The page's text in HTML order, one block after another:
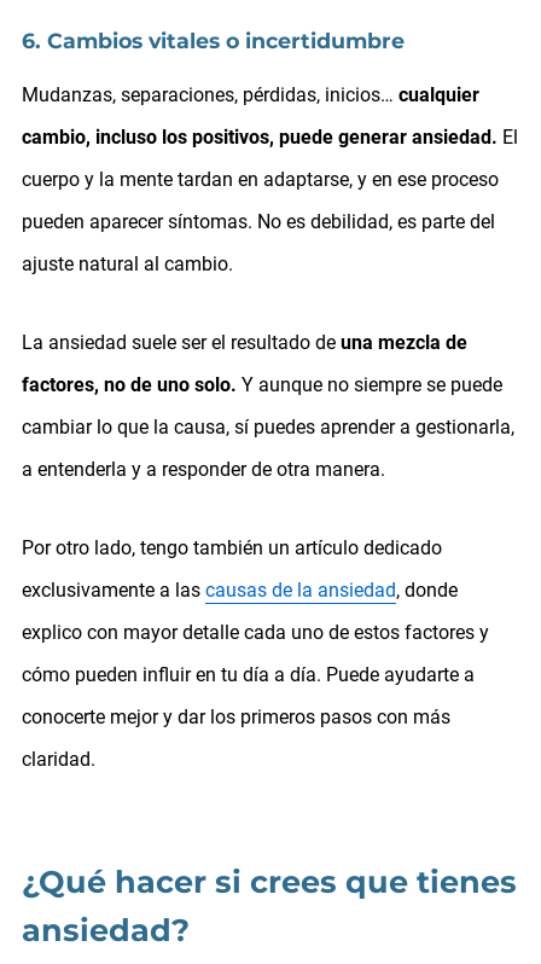
6. Cambios vitales o incertidumbre
Mudanzas, separaciones, pérdidas, inicios… cualquier
cambio, incluso los positivos, puede generar ansiedad. El
cuerpo y la mente tardan en adaptarse, y en ese proceso
pueden aparecer síntomas. No es debilidad, es parte del
ajuste natural al cambio.
La ansiedad suele ser el resultado de una mezcla de
factores, no de uno solo. Y aunque no siempre se puede
cambiar lo que la causa, sí puedes aprender a gestionarla,
a entenderla y a responder de otra manera.
Por otro lado, tengo también un artículo dedicado
exclusivamente a las causas de la ansiedad, donde
explico con mayor detalle cada uno de estos factores y
cómo pueden influir en tu día a día. Puede ayudarte a
conocerte mejor y dar los primeros pasos con más
claridad.
¿Qué hacer si crees que tienes
ansiedad?